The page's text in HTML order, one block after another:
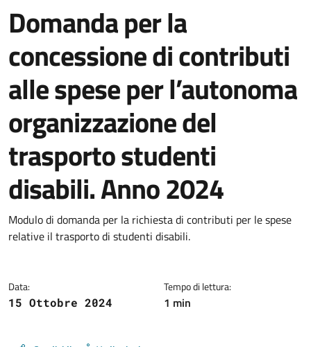
Domanda per la
concessione di contributi
alle spese per l’autonoma
organizzazione del
trasporto studenti
disabili. Anno 2024
Dettagli del documento
Modulo di domanda per la richiesta di contributi per le spese
relative il trasporto di studenti disabili.
Data:
15 Ottobre 2024
Tempo di lettura:
1 min